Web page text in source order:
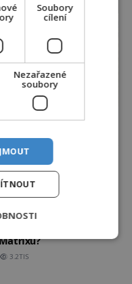
3D světě? A
kdo je jeho
3.2TIS
Soubory
cílení
Nezařazené
soubory